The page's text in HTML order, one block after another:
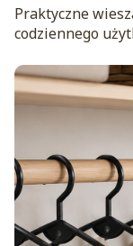
Praktyczne
codziennego